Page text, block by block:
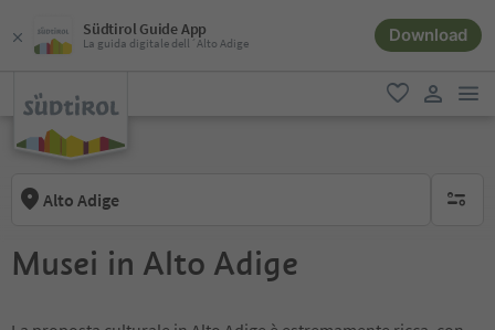
Südtirol Guide App
La guida digitale dell´Alto Adige Download
favoriti
Alto Adige
Musei in Alto Adige